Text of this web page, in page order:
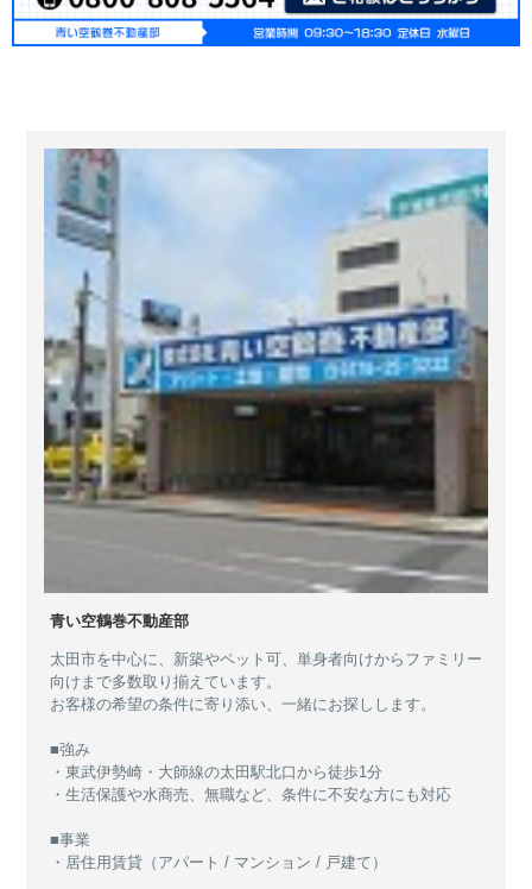
青い空鶴巻不動産部
太田市を中心に、新築やペット可、単身者向けからファミリー
向けまで多数取り揃えています。
お客様の希望の条件に寄り添い、一緒にお探しします。
■強み
・東武伊勢崎・大師線の太田駅北口から徒歩1分
・生活保護や水商売、無職など、条件に不安な方にも対応
■事業
・居住用賃貸（アパート / マンション / 戸建て）